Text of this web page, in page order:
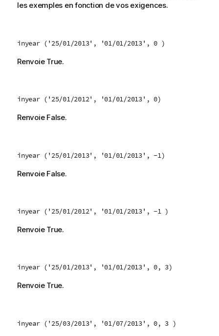
les exemples en fonction de vos exigences.
inyear ('25/01/2013', '01/01/2013', 0 )
Renvoie True.
inyear ('25/01/2012', '01/01/2013', 0)
Renvoie False.
inyear ('25/01/2013', '01/01/2013', -1)
Renvoie False.
inyear ('25/01/2012', '01/01/2013', -1 )
Renvoie True.
inyear ('25/01/2013', '01/01/2013', 0, 3)
Renvoie True.
inyear ('25/03/2013', '01/07/2013', 0, 3 )